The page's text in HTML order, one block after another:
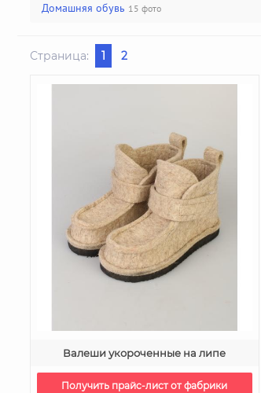
Домашняя обувь 15 фото
Страница: 1 2
Валеши укороченные на липе
Получить прайс-лист от фабрики